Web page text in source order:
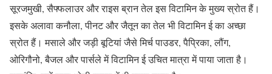
सूरजमुखी, सैफ्फलाउर और राइस ब्रान तेल इस विटामिन के मुख्य स्रोत हैं।
इसके अलावा कनौला, पीनट और जैतून का तेल भी विटामिन ई का अच्छा
स्रोत हैं। मसाले और जड़ी बूटियां जैसे मिर्च पाउडर, पैप्रिका, लौंग,
ओरिगौनो, बैजल और पार्सले में विटामिन ई उचित मात्रा में पाया जाता है।